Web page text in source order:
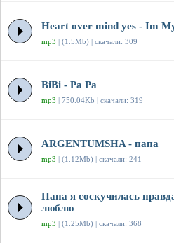
Heart over mind yes - Im
mp3 | (1.5Mb) | скачали: 309
BiBi - Pa Pa
mp3 | 750.04Kb | скачали: 319
ARGENTUMSHA - папа
mp3 | (1.12Mb) | скачали: 241
Папа я соскучилась
люблю
mp3 | (1.25Mb) | скачали: 368